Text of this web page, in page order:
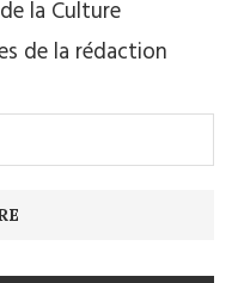
la Culture
de la rédaction